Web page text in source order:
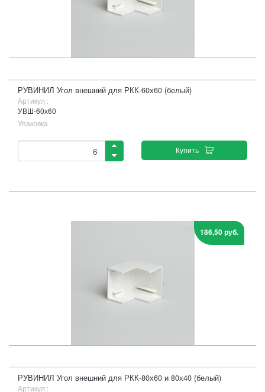
РУВИНИЛ Угол внешний для РКК-60х60 (белый)
Артикул :
УВШ-60х60
Упаковка
Купить
186,50 руб.
РУВИНИЛ Угол внешний для РКК-80х60 и 80х40 (белый)
Артикул :